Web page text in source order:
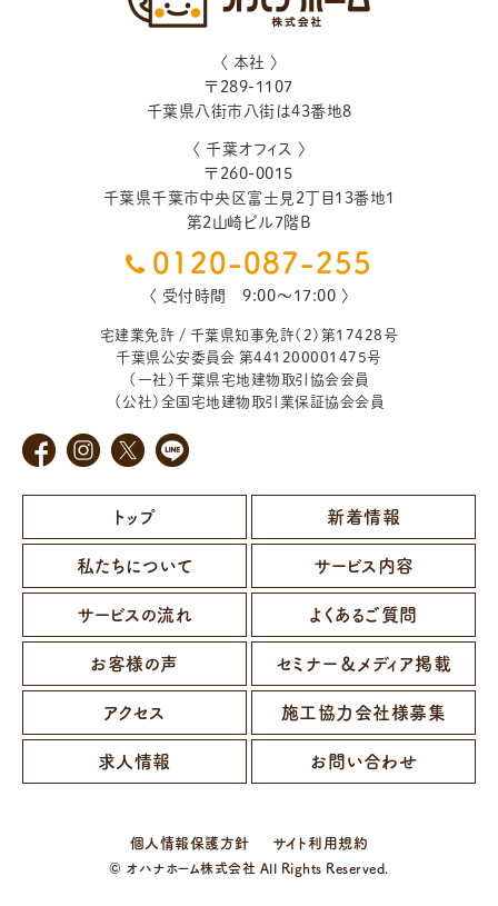
〈 本社 〉
〒 289-1107
千葉県八街市八街は43番地8
〈 千葉オフィス 〉
〒 260-0015
千葉県千葉市中央区富士見2丁目13番地1
第2山崎ビル7階B
0120-087-255
〈 受付時間 9:00〜17:00 〉
宅建業免許 / 千葉県知事免許（2）第17428号
千葉県公安委員会 第441200001475号
（一社）千葉県宅地建物取引協会会員
（公社）全国宅地建物取引業保証協会会員
トップ 新着情報
私たちについて サービス内容
サービスの流れ よくあるご質問
お客様の声 セミナー＆メディア掲載
アクセス 施工協力会社様募集
求人情報 お問い合わせ
個人情報保護方針 サイト利用規約
© オハナホーム株式会社 All Rights Reserved.